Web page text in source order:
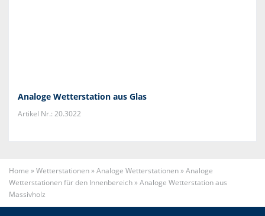
Analoge Wetterstation aus Glas
Artikel Nr.: 20.3022
Home »Wetterstationen»Analoge Wetterstationen»Analoge
Wetterstationen für den Innenbereich»Analoge Wetterstation aus
Massivholz